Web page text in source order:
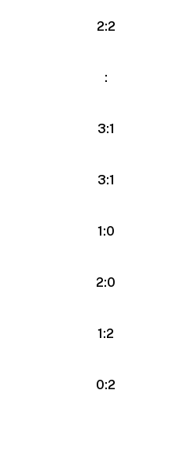
2:2
:
3:1
3:1
1:0
2:0
1:2
0:2